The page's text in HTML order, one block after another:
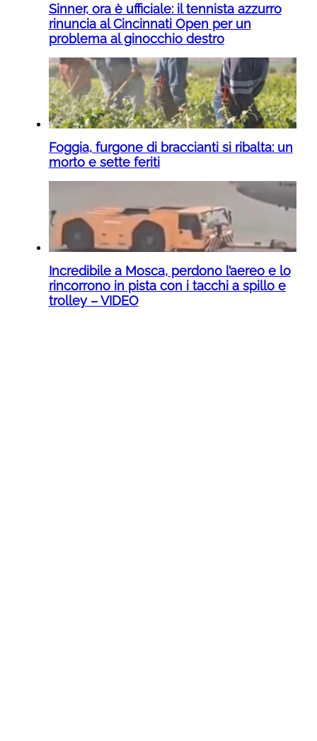
Sinner, ora è ufficiale: il tennista azzurro
rinuncia al Cincinnati Open per un
problema al ginocchio destro
Foggia, furgone di braccianti si ribalta: un
morto e sette feriti
Incredibile a Mosca, perdono l’aereo e lo
rincorrono in pista con i tacchi a spillo e
trolley – VIDEO